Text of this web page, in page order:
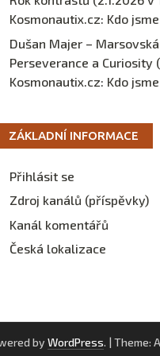
Kosmonautix.cz: Kdo jsme
Dušan Majer –
Perseverance a Curiosity
Kosmonautix.cz: Kdo jsme
ZÁKLADNÍ INFORMACE
Přihlásit se
Zdroj kanálů (příspěvky)
Kanál komentářů
Česká lokalizace
by WordPress. | Theme: